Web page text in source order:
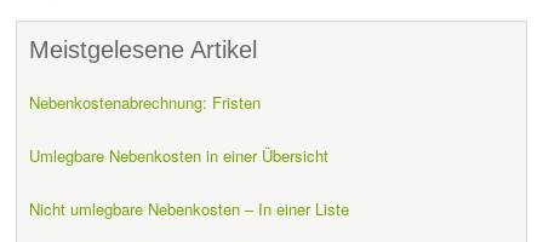
Meistgelesene Artikel
Nebenkostenabrechnung: Fristen
Umlegbare Nebenkosten in einer Übersicht
Nicht umlegbare Nebenkosten – In einer Liste